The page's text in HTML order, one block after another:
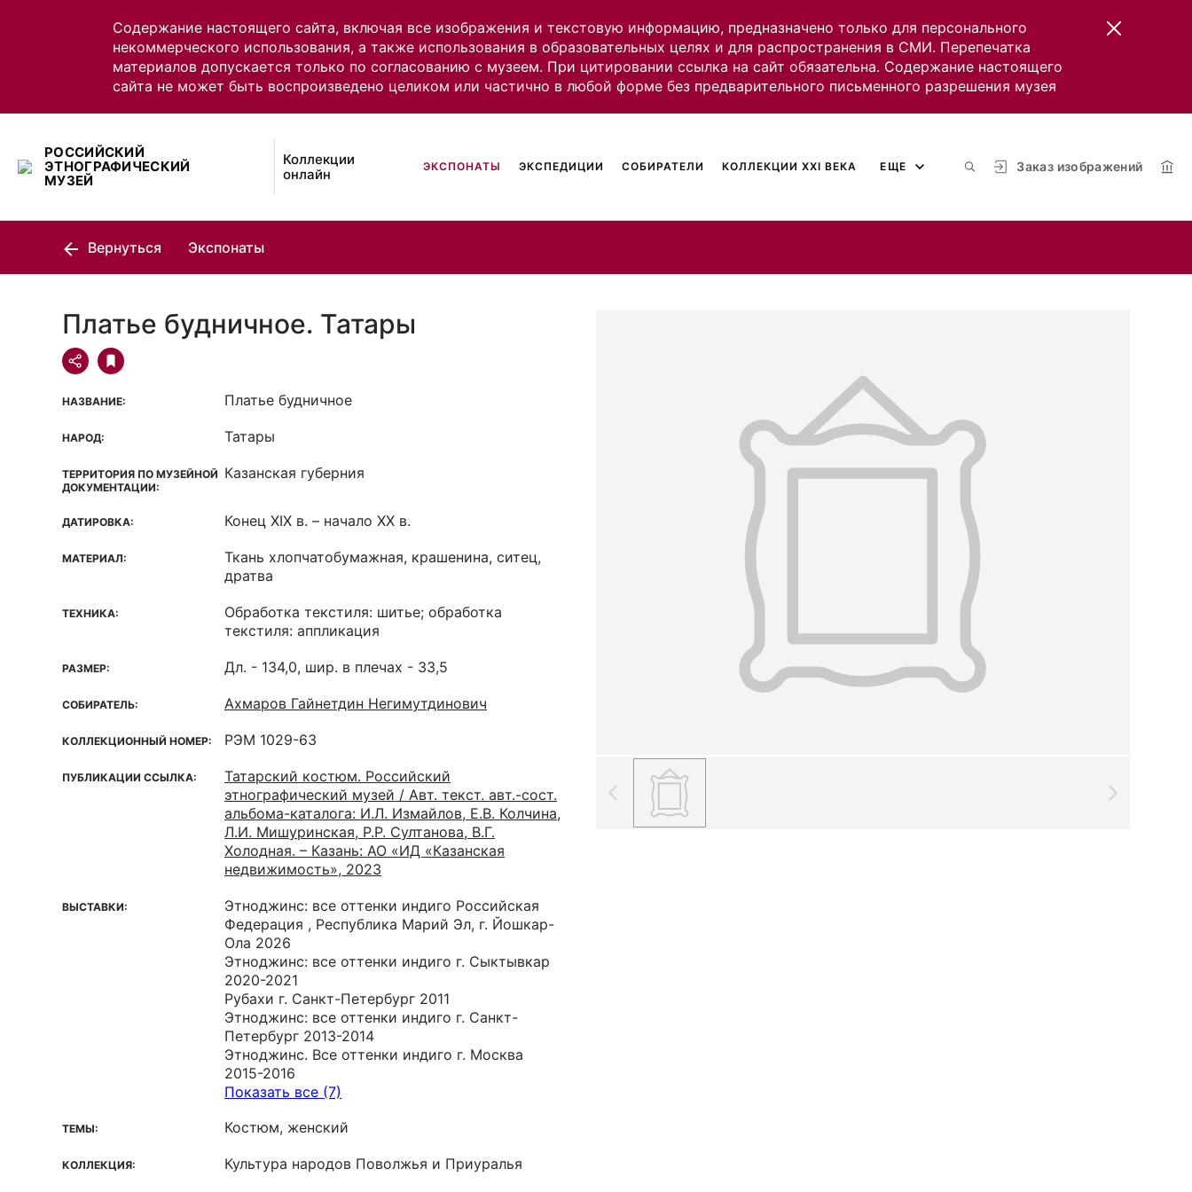
Содержание настоящего сайта, включая все изображения и текстовую информацию, предназначено только для персонального
некоммерческого использования, а также использования в образовательных целях и для распространения в СМИ. Перепечатка
материалов допускается только по согласованию с музеем. При цитировании ссылка на сайт обязательна. Содержание настоящего
сайта не может быть воспроизведено целиком или частично в любой форме без предварительного письменного разрешения музея
РОССИЙСКИЙ
ЭТНОГРАФИЧЕСКИЙ
МУЗЕЙ
Коллекции
онлайн
Заказ изображений
ЭКСПОНАТЫ ЭКСПЕДИЦИИ СОБИРАТЕЛИ КОЛЛЕКЦИИ XXI ВЕКА ЕЩЕ
Вернуться Экспонаты
Платье будничное. Татары
НАЗВАНИЕ: Платье будничное
НАРОД: Татары
ТЕРРИТОРИЯ ПО МУЗЕЙНОЙ
ДОКУМЕНТАЦИИ:
Казанская губерния
ДАТИРОВКА: Конец XIX в. – начало XX в.
МАТЕРИАЛ:
Ткань хлопчатобумажная, крашенина, ситец,
дратва
ТЕХНИКА:
Обработка текстиля: шитье; обработка
текстиля: аппликация
РАЗМЕР: Дл. - 134,0, шир. в плечах - 33,5
СОБИРАТЕЛЬ: Ахмаров Гайнетдин Негимутдинович
КОЛЛЕКЦИОННЫЙ НОМЕР: РЭМ 1029-63
ПУБЛИКАЦИИ ССЫЛКА:
Татарский костюм. Российский
этнографический музей / Авт. текст. авт.-сост.
альбома-каталога: И.Л. Измайлов, Е.В. Колчина,
Л.И. Мишуринская, Р.Р. Султанова, В.Г.
Холодная. – Казань: АО «ИД «Казанская
недвижимость», 2023
ВЫСТАВКИ:
Этноджинс: все оттенки индиго Российская
Федерация , Республика Марий Эл, г. Йошкар-
Ола 2026
Этноджинс: все оттенки индиго г. Сыктывкар
2020-2021
Рубахи г. Санкт-Петербург 2011
Этноджинс: все оттенки индиго г. Санкт-
Петербург 2013-2014
Этноджинс. Все оттенки индиго г. Москва
2015-2016
Показать все (7)
ТЕМЫ: Костюм, женский
КОЛЛЕКЦИЯ: Культура народов Поволжья и Приуралья